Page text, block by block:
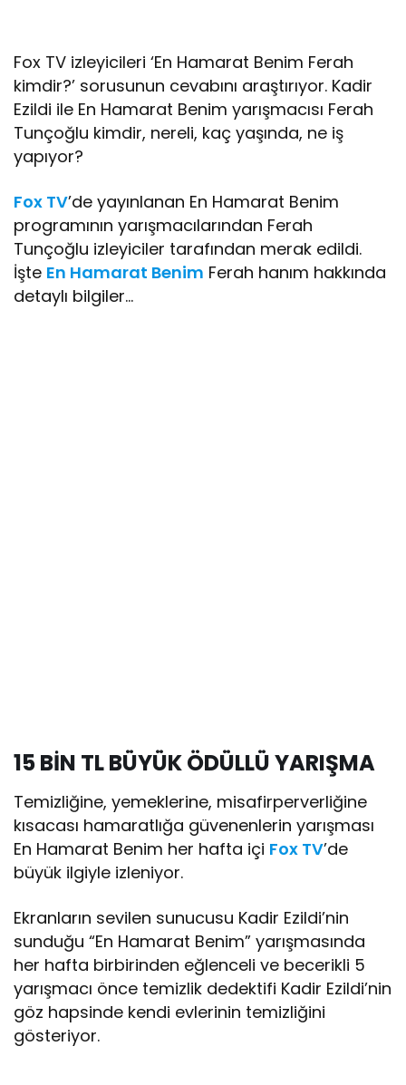
Fox TV izleyicileri ‘En Hamarat Benim Ferah
kimdir?’ sorusunun cevabını araştırıyor. Kadir
Ezildi ile En Hamarat Benim yarışmacısı Ferah
Tunçoğlu kimdir, nereli, kaç yaşında, ne iş
yapıyor?
Fox TV’de yayınlanan En Hamarat Benim
programının yarışmacılarından Ferah
Tunçoğlu izleyiciler tarafından merak edildi.
İşte En Hamarat Benim Ferah hanım hakkında
detaylı bilgiler…
15 BİN TL BÜYÜK ÖDÜLLÜ YARIŞMA
Temizliğine, yemeklerine, misafirperverliğine
kısacası hamaratlığa güvenenlerin yarışması
En Hamarat Benim her hafta içi Fox TV’de
büyük ilgiyle izleniyor.
Ekranların sevilen sunucusu Kadir Ezildi’nin
sunduğu “En Hamarat Benim” yarışmasında
her hafta birbirinden eğlenceli ve becerikli 5
yarışmacı önce temizlik dedektifi Kadir Ezildi’nin
göz hapsinde kendi evlerinin temizliğini
gösteriyor.